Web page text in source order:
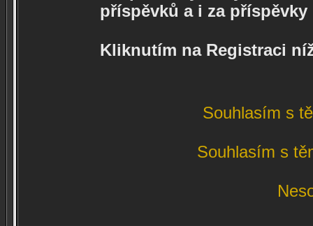
příspěvků a i za
Kliknutím na Registraci
Souhlasím s
Souhlasím s